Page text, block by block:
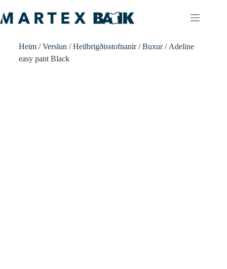
Heim/Verslun /Heilbrigðisstofnanir/Buxur/ Adeline
easy pant Black